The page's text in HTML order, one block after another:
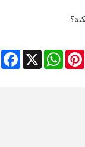
X
WhatsAppPinterest